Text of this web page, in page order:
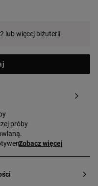
lub więcej biżuterii
próby
Zobacz więcej